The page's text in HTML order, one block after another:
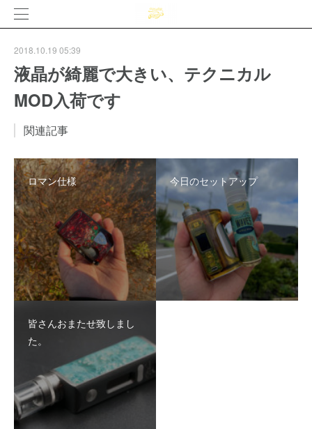
2018.10.19 05:39
液晶が綺麗で大きい、テクニカル
MOD入荷です
関連記事
ロマン仕様 今日のセットアップ
皆さんおまたせ致しまし
た。